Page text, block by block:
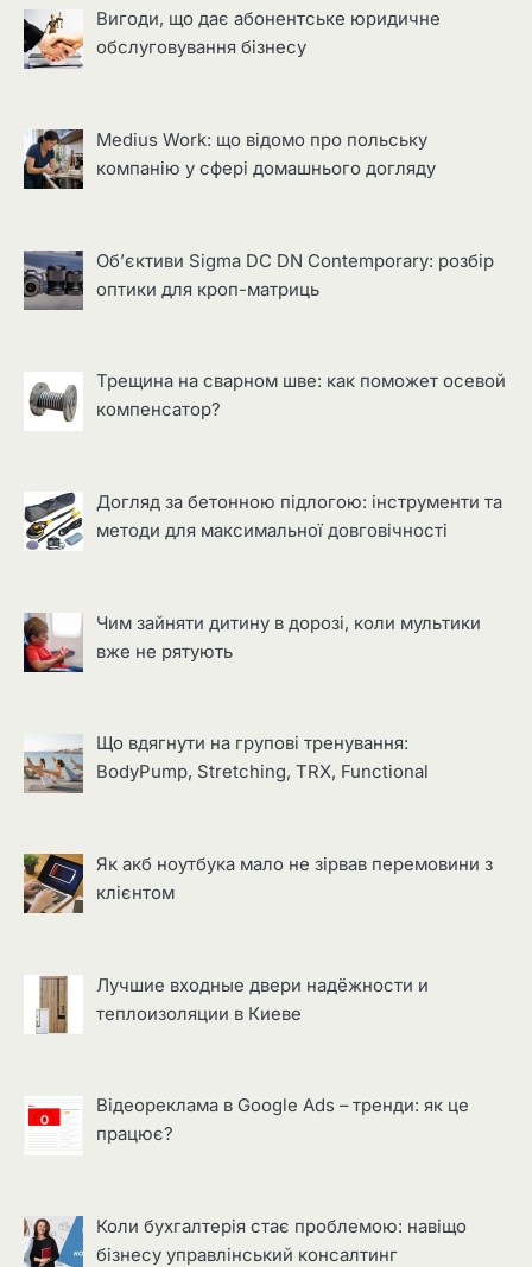
Вигоди, що дає абонентське юридичне
обслуговування бізнесу
Medius Work: що відомо про польську
компанію у сфері домашнього догляду
Об’єктиви Sigma DC DN Contemporary: розбір
оптики для кроп-матриць
Трещина на сварном шве: как поможет осевой
компенсатор?
Догляд за бетонною підлогою: інструменти та
методи для максимальної довговічності
Чим зайняти дитину в дорозі, коли мультики
вже не рятують
Що вдягнути на групові тренування:
BodyPump, Stretching, TRX, Functional
Як акб ноутбука мало не зірвав перемовини з
клієнтом
Лучшие входные двери надёжности и
теплоизоляции в Киеве
Відеореклама в Google Ads – тренди: як це
працює?
Коли бухгалтерія стає проблемою: навіщо
бізнесу управлінський консалтинг